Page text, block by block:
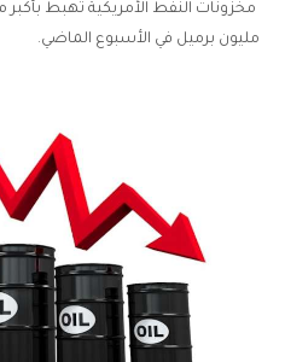
مليون برميل في الأسبوع الماضي.